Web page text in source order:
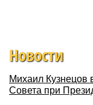
Новости
Михаил Кузнецов
Совета при